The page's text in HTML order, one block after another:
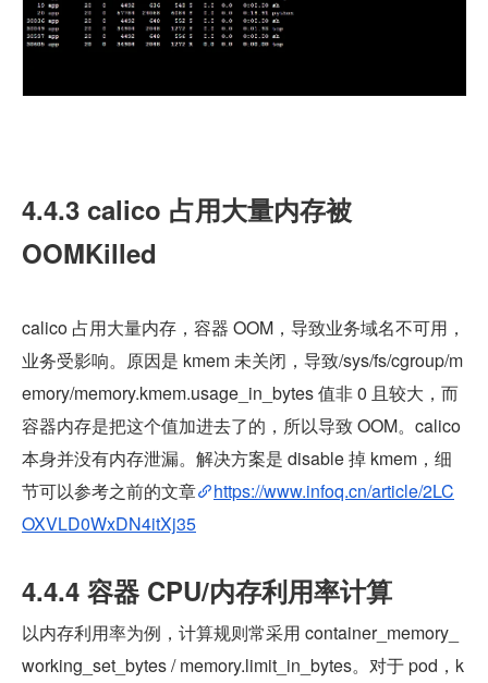
4.4.3 calico 占用大量内存被
OOMKilled
calico 占用大量内存，容器 OOM，导致业务域名不可用，
业务受影响。原因是 kmem 未关闭，导致/sys/fs/cgroup/m
emory/memory.kmem.usage_in_bytes 值非 0 且较大，而
容器内存是把这个值加进去了的，所以导致 OOM。calico
本身并没有内存泄漏。解决方案是 disable 掉 kmem，细
节可以参考之前的文章
https://www.infoq.cn/article/2LC
OXVLD0WxDN4itXj35
4.4.4 容器 CPU/内存利用率计算
以内存利用率为例，计算规则常采用 container_memory_
working_set_bytes / memory.limit_in_bytes。对于 pod，k